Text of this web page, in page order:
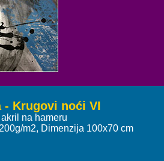
- Krugovi noći VI
na hameru
m2, Dimenzija 100x70 cm